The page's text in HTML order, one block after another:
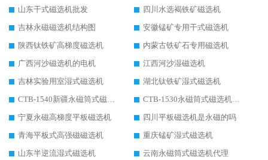
山东干式磁选机批发
四川水选褐铁矿磁选机
吉林永磁磁选机结构图
安徽锰矿专用干式磁选机
陕西钛铁矿高梯度磁选机
内蒙古铁矿石专用磁选机
广西河沙磁选机的电机
江西河沙湿磁选机
吉林实验用室湿式磁选机
湖北钛铁矿湿式磁选机
CTB-1540新疆永磁筒式磁选机
CTB-1530永磁筒式磁选机代理商
宁夏永磁高梯度平板磁选机
四川平板磁选机是永磁的吗
青海平板式高强磁磁选机
重庆锰矿湿式磁选机
山东半逆流湿式磁选机
云南永磁筒式磁选机代理